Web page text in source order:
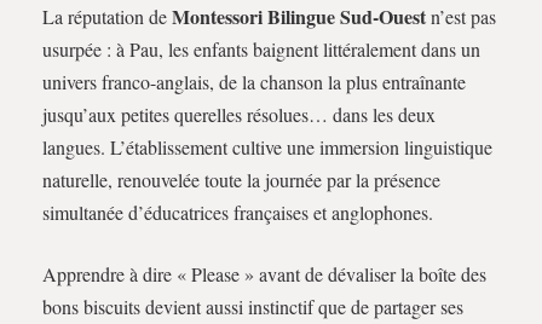
La réputation deMontessori Bilingue Sud-Ouestn’est pas
usurpée : à Pau, les enfants baignent littéralement dans un
univers franco-anglais, de la chanson la plus entraînante
jusqu’aux petites querelles résolues… dans les deux
langues. L’établissement cultive une immersion linguistique
naturelle, renouvelée toute la journée par la présence
simultanée d’éducatrices françaises et anglophones.
Apprendre à dire « Please » avant de dévaliser la boîte des
bons biscuits devient aussi instinctif que de partager ses